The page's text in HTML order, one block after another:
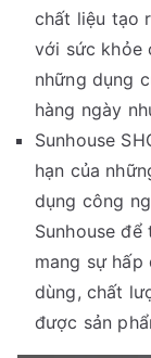
chất liệu tạo
với sức khỏe
những dụng
hàng ngày
Sunhouse
hạn của
dụng công
Sunhouse để
mang sự
dùng, chất
được sản